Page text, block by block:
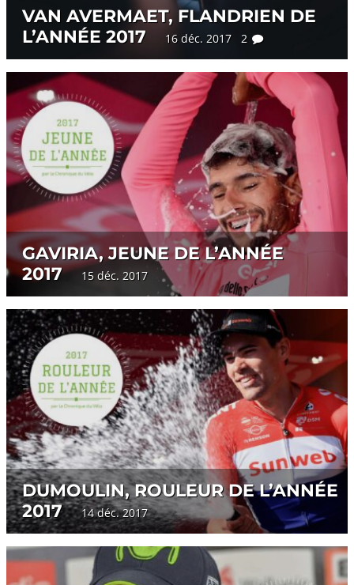
VAN AVERMAET, FLANDRIEN DE
L’ANNÉE 2017
16 déc. 2017 2
GAVIRIA, JEUNE DE L’ANNÉE
2017
15 déc. 2017
DUMOULIN, ROULEUR DE L’ANNÉE
2017
14 déc. 2017